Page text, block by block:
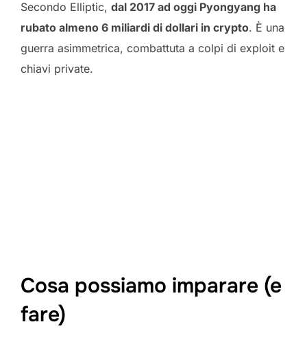
Secondo Elliptic, dal 2017 ad oggi Pyongyang ha
rubato almeno 6 miliardi di dollari in crypto. È una
guerra asimmetrica, combattuta a colpi di exploit e
chiavi private.
Cosa possiamo imparare (e
fare)